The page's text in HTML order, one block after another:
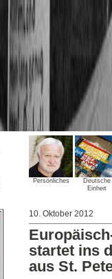
10. Oktober 2012
startet ins
aus St.
Persönliches
Deutsche
Einheit